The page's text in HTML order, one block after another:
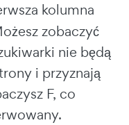
kolumna
zobaczyć
nie będą
i przyznają
F, co